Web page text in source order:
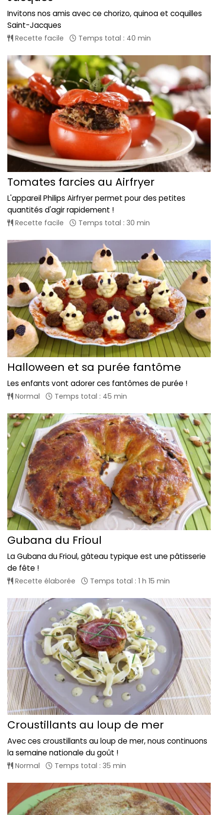
Invitons nos amis avec ce chorizo, quinoa et coquilles
Saint-Jacques
Recette facile Temps total : 40 min
Tomates farcies au Airfryer
L'appareil Philips Airfryer permet pour des petites
quantités d'agir rapidement !
Recette facile Temps total : 30 min
Halloween et sa purée fantôme
Les enfants vont adorer ces fantômes de purée !
Normal Temps total : 45 min
Gubana du Frioul
La Gubana du Frioul, gâteau typique est une pâtisserie
de fête !
Recette élaborée Temps total : 1 h 15 min
Croustillants au loup de mer
Avec ces croustillants au loup de mer, nous continuons
la semaine nationale du goût !
Normal Temps total : 35 min